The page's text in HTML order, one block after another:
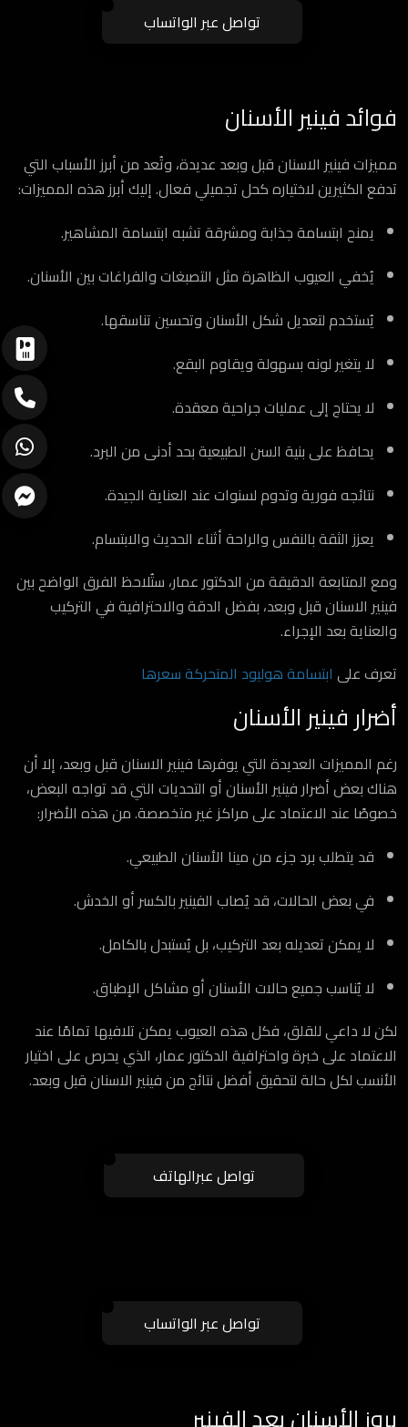
تواصل عبر الواتساب
فوائد فينير الأسنان
مميزات فينير الاسنان قبل وبعد عديدة، وتُعد من أبرز الأسباب التي
تدفع الكثيرين لاختياره كحل تجميلي فعال. إليك أبرز هذه المميزات:
يمنح ابتسامة جذابة ومشرقة تشبه ابتسامة المشاهير.
يُخفي العيوب الظاهرة مثل التصبغات والفراغات بين الأسنان.
يُستخدم لتعديل شكل الأسنان وتحسين تناسقها.
لا يتغير لونه بسهولة ويقاوم البقع.
لا يحتاج إلى عمليات جراحية معقدة.
يحافظ على بنية السن الطبيعية بحد أدنى من البرد.
نتائجه فورية وتدوم لسنوات عند العناية الجيدة.
يعزز الثقة بالنفس والراحة أثناء الحديث والابتسام.
ومع المتابعة الدقيقة من الدكتور عمار، ستُلاحظ الفرق الواضح بين
فينير الاسنان قبل وبعد، بفضل الدقة والاحترافية في التركيب
والعناية بعد الإجراء.
تعرف على ابتسامة هوليود المتحركة سعرها
أضرار فينير الأسنان
رغم المميزات العديدة التي يوفرها فينير الاسنان قبل وبعد، إلا أن
هناك بعض أضرار فينير الأسنان أو التحديات التي قد تواجه البعض،
خصوصًا عند الاعتماد على مراكز غير متخصصة. من هذه الأضرار:
قد يتطلب برد جزء من مينا الأسنان الطبيعي.
في بعض الحالات، قد يُصاب الفينير بالكسر أو الخدش.
لا يمكن تعديله بعد التركيب، بل يُستبدل بالكامل.
لا يُناسب جميع حالات الأسنان أو مشاكل الإطباق.
لكن لا داعي للقلق، فكل هذه العيوب يمكن تلافيها تمامًا عند
الاعتماد على خبرة واحترافية الدكتور عمار، الذي يحرص على اختيار
الأنسب لكل حالة لتحقيق أفضل نتائج من فينير الاسنان قبل وبعد.
تواصل عبرالهاتف
تواصل عبر الواتساب